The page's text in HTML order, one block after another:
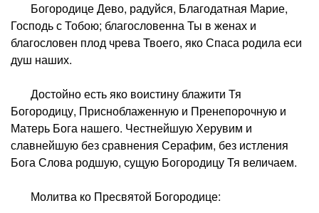
Богородице Дево, радуйся, Благодатная Марие,
Господь с Тобою; благословенна Ты в женах и
благословен плод чрева Твоего, яко Спаса родила еси
душ наших.
Достойно есть яко воистину блажити Тя
Богородицу, Присноблаженную и Пренепорочную и
Матерь Бога нашего. Честнейшую Херувим и
славнейшую без сравнения Серафим, без истления
Бога Слова родшую, сущую Богородицу Тя величаем.
Молитва ко Пресвятой Богородице: